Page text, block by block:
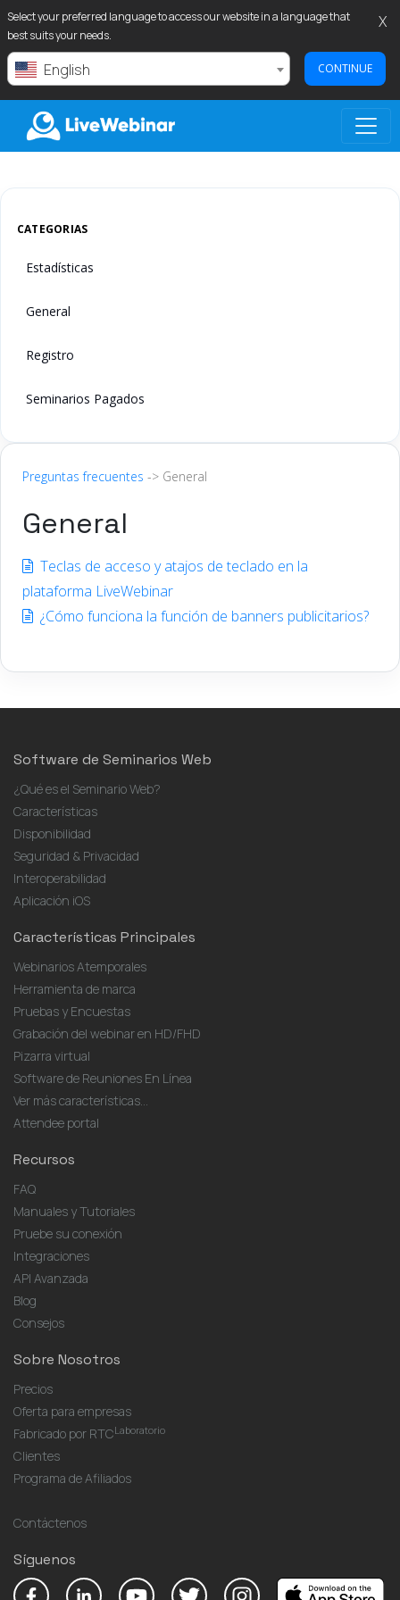
Select your preferred language to access our website in a language that
best suits your needs.
English CONTINUE
X
LIVEWEBINAR.COM
CATEGORIAS
Estadísticas
General
Registro
Seminarios Pagados
Preguntas frecuentes -> General
General
Teclas de acceso y atajos de teclado en la
plataforma LiveWebinar
¿Cómo funciona la función de banners publicitarios?
Software de Seminarios Web
¿Qué es el Seminario Web?
Características
Disponibilidad
Seguridad & Privacidad
Interoperabilidad
Aplicación iOS
Características Principales
Webinarios Atemporales
Herramienta de marca
Pruebas y Encuestas
Grabación del webinar en HD/FHD
Pizarra virtual
Software de Reuniones En Línea
Ver más características...
Attendee portal
Recursos
FAQ
Manuales y Tutoriales
Pruebe su conexión
Integraciones
API Avanzada
Blog
Consejos
Sobre Nosotros
Precios
Oferta para empresas
Fabricado por RTCLaboratorio
Clientes
Programa de Afiliados
Contáctenos
Síguenos